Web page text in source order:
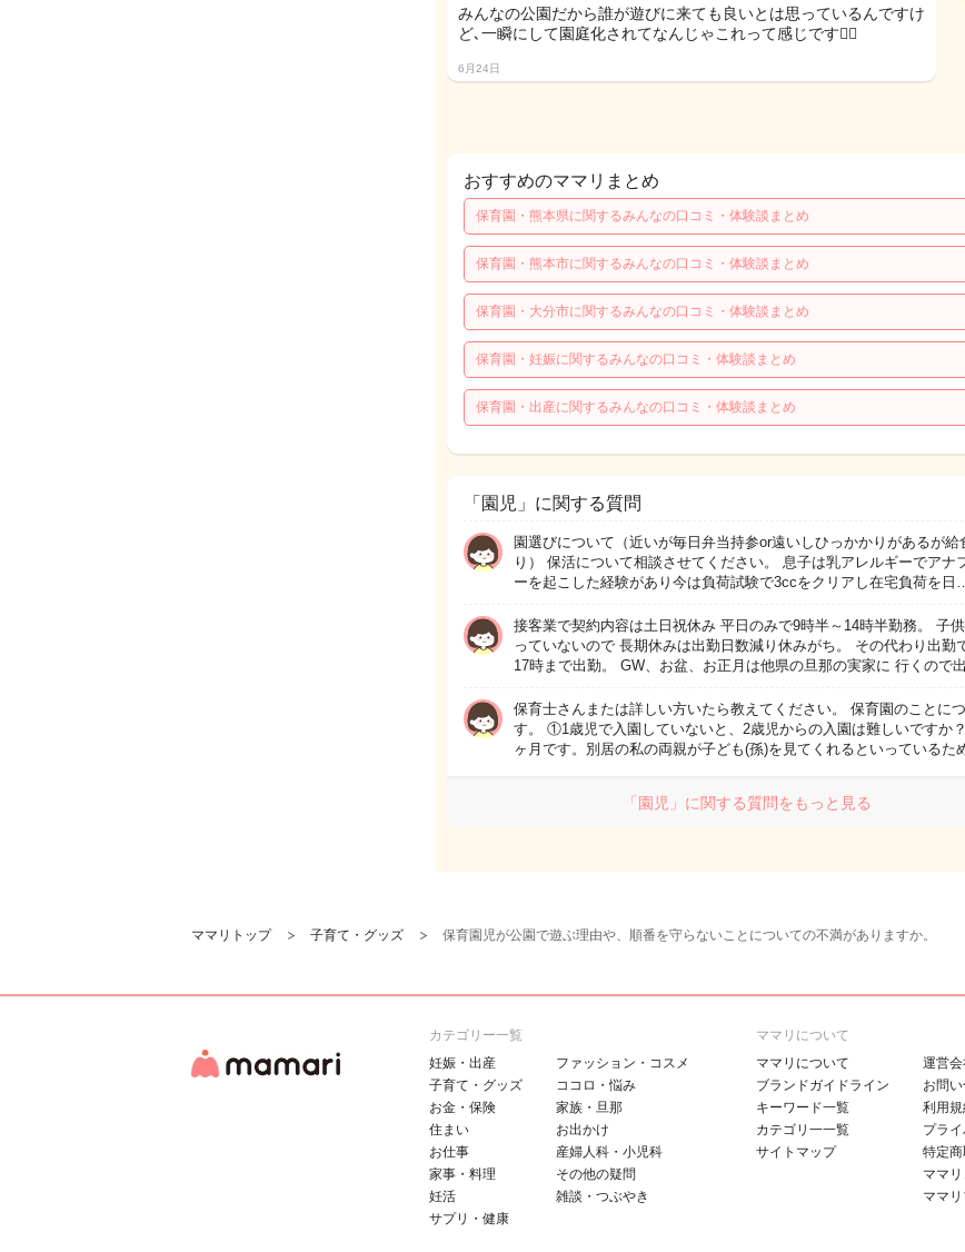
みんなの公園だから誰が遊びに来ても良いとは思っているんですけ
ど､一瞬にして園庭化されてなんじゃこれって感じです😮‍💨
6月24日
おすすめのママリまとめ
保育園・熊本県に関するみんなの口コミ・体験談まとめ
保育園・熊本市に関するみんなの口コミ・体験談まとめ
保育園・大分市に関するみんなの口コミ・体験談まとめ
保育園・妊娠に関するみんなの口コミ・体験談まとめ
保育園・出産に関するみんなの口コミ・体験談まとめ
「園児」に関する質問
園選びについて（近いが毎日弁当持参or遠いしひっかかりがあるが給
り） 保活について相談させてください。 息子は乳アレルギーでアナ
ーを起こした経験があり今は負荷試験で3ccをクリアし在宅負荷を日
接客業で契約内容は土日祝休み 平日のみで9時半～14時半勤務。 子
っていないので 長期休みは出勤日数減り休みがち。 その代わり出勤
17時まで出勤。 GW、お盆、お正月は他県の旦那の実家に 行くので
保育士さんまたは詳しい方いたら教えてください。 保育園のことに
す。 ①1歳児で入園していないと、2歳児からの入園は難しいですか
ヶ月です。別居の私の両親が子ども(孫)を見てくれるといっているた
「園児」に関する質問をもっと見る
ママリトップ 子育て・グッズ 保育園児が公園で遊ぶ理由や、順番を守らないことについての不満がありますか。
カテゴリー一覧
妊娠・出産
子育て・グッズ
お金・保険
住まい
お仕事
家事・料理
妊活
サプリ・健康
ファッション・コスメ
ココロ・悩み
家族・旦那
お出かけ
産婦人科・小児科
その他の疑問
雑談・つぶやき
ママリについて
ママリについて
ブランドガイドライン
キーワード一覧
カテゴリ一一覧
サイトマップ
運営会
お問
利用
プラ
特定
ママ
ママ